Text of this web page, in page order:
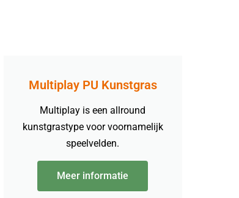
Multiplay PU Kunstgras
Multiplay is een allround
kunstgrastype voor voornamelijk
speelvelden.
Meer informatie